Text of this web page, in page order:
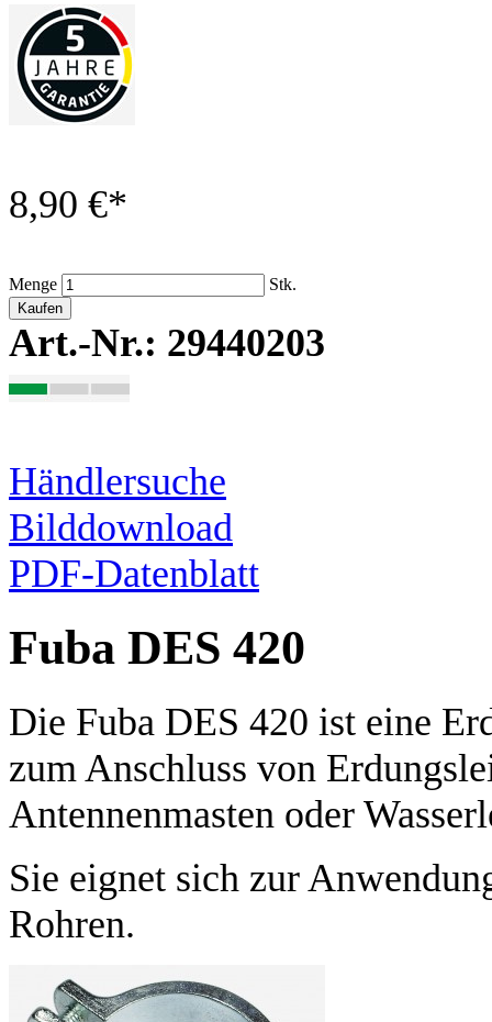
8,90 €*
Menge Stk.
Kaufen
Art.-Nr.: 29440203
Händlersuche
Bilddownload
PDF-Datenblatt
Fuba DES 420
Die Fuba DES 420 ist eine
zum Anschluss von
Antennenmasten oder
Sie eignet sich zur
Rohren.